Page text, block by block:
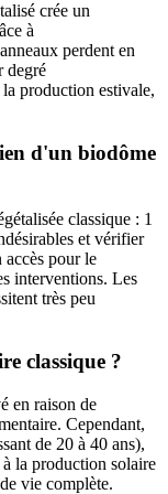
crée un
à
perdent en
degré
production estivale,
d'un biodôme
classique : 1
et vérifier
accès pour le
interventions. Les
très peu
classique ?
en raison de
Cependant,
de 20 à 40 ans),
la production solaire
vie complète.